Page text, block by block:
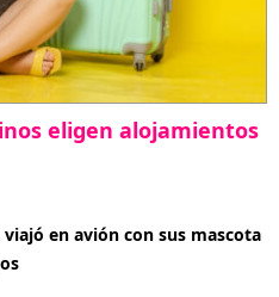
eligen alojamientos
en avión con sus mascota